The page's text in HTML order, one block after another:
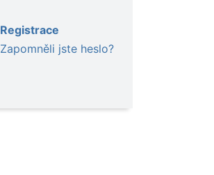
Registrace
Zapomněli jste heslo?